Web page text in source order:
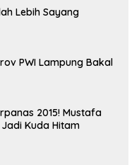
Lebih Sayang
PWI Lampung Bakal
2015! Mustafa
Kuda Hitam